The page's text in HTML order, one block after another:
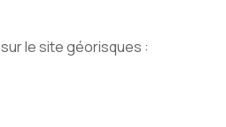
le site géorisques :